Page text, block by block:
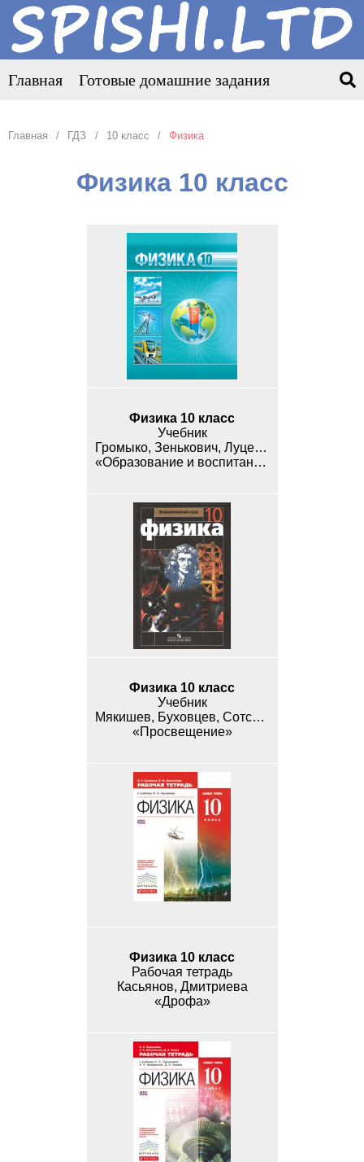
Главная Готовые домашние задания
Главная ГДЗ 10 класс Физика
Физика 10 класс
Физика 10 класс
Учебник
Громыко, Зенькович, Луцевич
«Образование и воспитание»
Физика 10 класс
Учебник
Мякишев, Буховцев, Сотский
«Просвещение»
Физика 10 класс
Рабочая тетрадь
Касьянов, Дмитриева
«Дрофа»